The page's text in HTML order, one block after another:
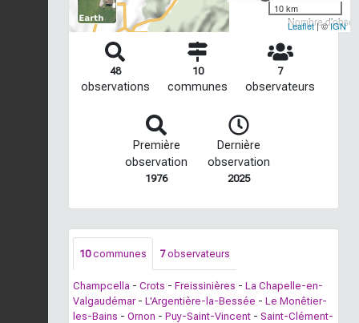
Nombre
10 km
Leaflet| ©IGN
48
observations
10
communes
7
observateurs
Première
observation
1976
Dernière
observation
2025
10communes 7observateurs
Champcella - Crots - Freissinières - La Chapelle-en-
Valgaudémar - L'Argentière-la-Bessée - Le Monêtier-
les-Bains - Ornon - Puy-Saint-Vincent - Saint-Clément-